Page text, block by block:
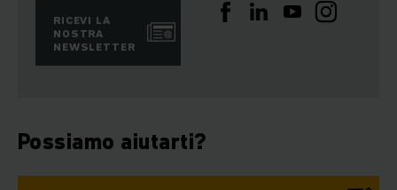
RICEVI LA
NOSTRA
NEWSLETTER
Possiamo aiutarti?